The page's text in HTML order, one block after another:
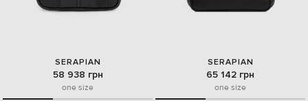
SERAPIAN
58 938 грн
one size
SERAPIAN
65 142 грн
one size